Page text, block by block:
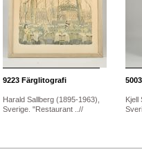
9223 Färglitografi
Harald Sallberg (1895-1963),
Sverige. "Restaurant ..//
5003
Kjell